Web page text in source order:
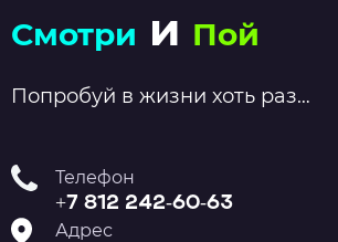
Смотри и Пой
Попробуй в жизни хоть раз…
Телефон
+7 812 242-60-63
Адрес